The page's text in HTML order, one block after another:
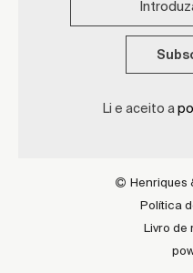
Li e aceito a
Henriques
Política
Livro de